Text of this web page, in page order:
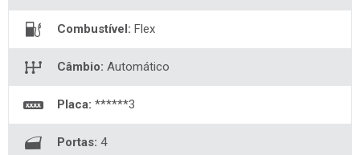
Combustível: Flex
Câmbio: Automático
Placa: ******3
Portas: 4